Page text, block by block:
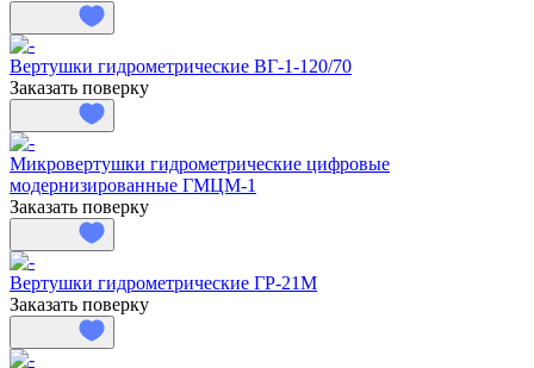
Вертушки гидрометрические ВГ-1-120/70
Заказать поверку
Микровертушки гидрометрические цифровые
модернизированные ГМЦМ-1
Заказать поверку
Вертушки гидрометрические ГР-21М
Заказать поверку